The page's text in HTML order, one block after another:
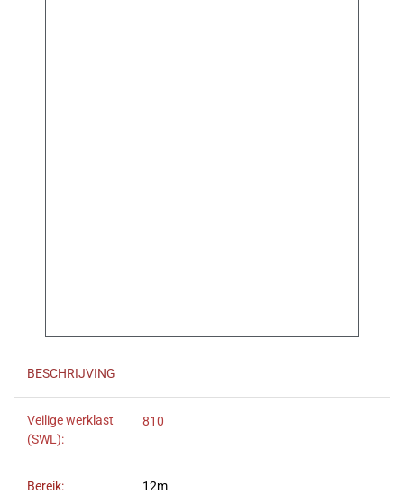
BESCHRIJVING
Veilige werklast
(SWL):
810
Bereik: 12m